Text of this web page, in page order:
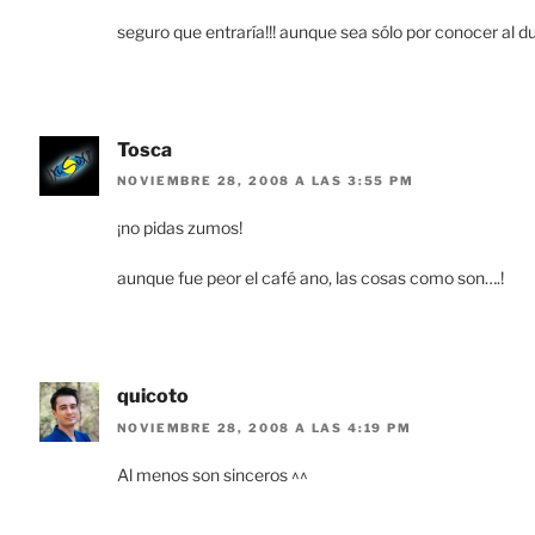
seguro que entraría!!! aunque sea sólo por conocer al
Tosca
NOVIEMBRE 28, 2008 A LAS 3:55 PM
¡no pidas zumos!
aunque fue peor el café ano, las cosas como son….!
quicoto
NOVIEMBRE 28, 2008 A LAS 4:19 PM
Al menos son sinceros ^^